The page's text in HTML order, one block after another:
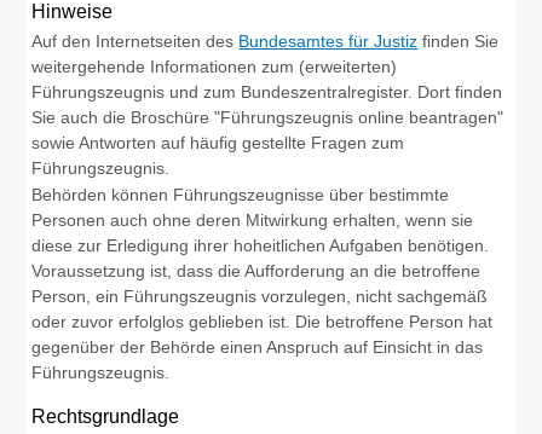
Hinweise
Auf den Internetseiten des Bundesamtes für Justiz finden Sie
weitergehende Informationen zum (erweiterten)
Führungszeugnis und zum Bundeszentralregister. Dort finden
Sie auchdie Broschüre "Führungszeugnis online beantragen"
sowie Antworten auf häufig gestellte Fragen zum
Führungszeugnis.
Behörden können Führungszeugnisse über bestimmte
Personen auch ohne deren Mitwirkung erhalten, wenn sie
diese zur Erledigung ihrer hoheitlichen Aufgaben benötigen.
Voraussetzung ist, dass die Aufforderung an die betroffene
Person, ein Führungszeugnis vorzulegen, nicht sachgemäß
oder zuvor erfolglos geblieben ist. Die betroffene Person hat
gegenüber der Behörde einen Anspruch auf Einsicht in das
Führungszeugnis.
Rechtsgrundlage